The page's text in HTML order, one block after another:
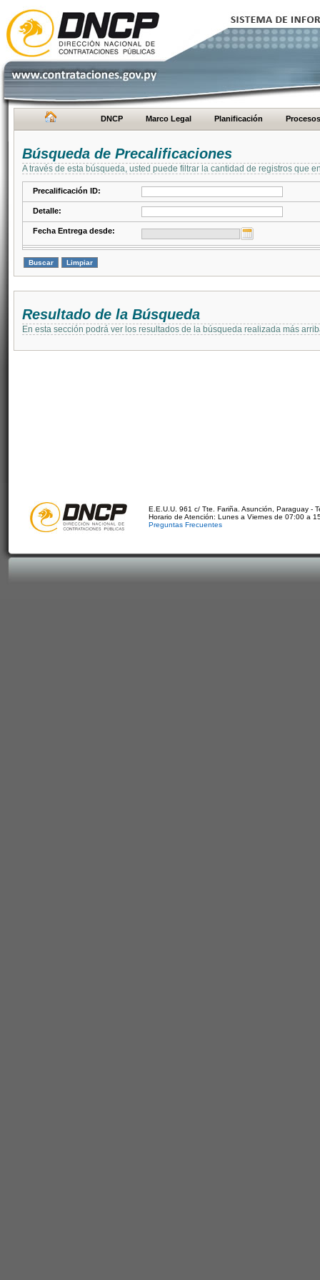
DNCP Marco Legal Planificación Procesos
Búsqueda de Precalificaciones
A través de esta búsqueda, usted puede filtrar la cantidad de registros que
Precalificación ID:
Detalle:
Fecha Entrega desde:
Resultado de la Búsqueda
En esta sección podrá ver los resultados de la búsqueda realizada más
E.E.U.U. 961 c/ Tte. Fariña. Asunción, Paraguay -
Horario de Atención: Lunes a Viernes de 07:00 a
Preguntas Frecuentes